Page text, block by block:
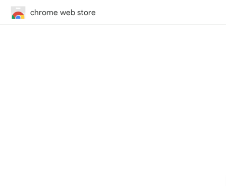
chrome web store